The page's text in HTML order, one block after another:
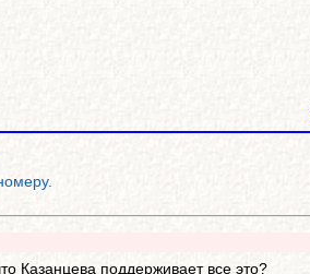
Казанцева поддерживает все это?